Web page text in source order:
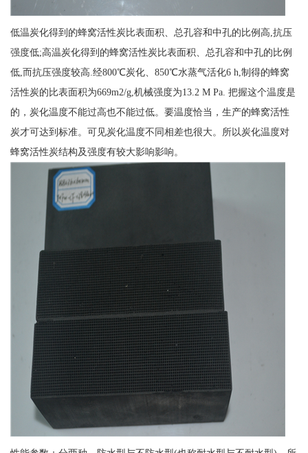
低温炭化得到的蜂窝活性炭比表面积、总孔容和中孔的比例高,抗压
强度低;高温炭化得到的蜂窝活性炭比表面积、总孔容和中孔的比例
低,而抗压强度较高.经800℃炭化、850℃水蒸气活化6 h,制得的蜂窝
活性炭的比表面积为669m2/g,机械强度为13.2 M Pa. 把握这个温度是
的，炭化温度不能过高也不能过低。要温度恰当，生产的蜂窝活性
炭才可达到标准。可见炭化温度不同相差也很大。所以炭化温度对
蜂窝活性炭结构及强度有较大影响影响。